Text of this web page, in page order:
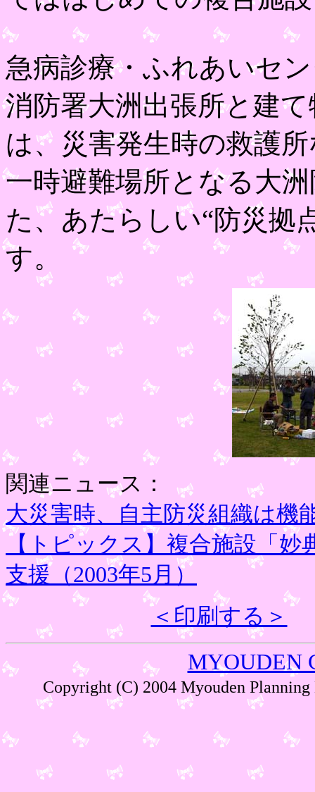
急病診療・ふれあいセ
消防署大洲出張所と建
は、災害発生時の救護
一時避難場所となる大
た、あたらしい“防災拠
す。
関連ニュース：
大災害時、自主防災組織は機
【トピックス】複合施設「
支援（2003年5月）
＜印刷する＞
MYOUDEN
Copyright (C) 2004 Myouden